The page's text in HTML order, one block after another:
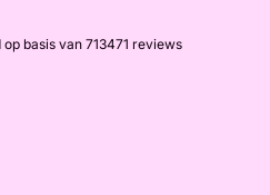
op basis van 713471 reviews